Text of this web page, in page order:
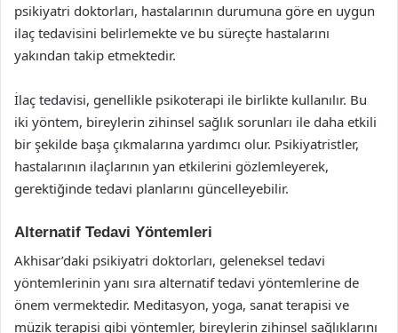
psikiyatri doktorları, hastalarının durumuna göre en uygun
ilaç tedavisini belirlemekte ve bu süreçte hastalarını
yakından takip etmektedir.
İlaç tedavisi, genellikle psikoterapi ile birlikte kullanılır. Bu
iki yöntem, bireylerin zihinsel sağlık sorunları ile daha etkili
bir şekilde başa çıkmalarına yardımcı olur. Psikiyatristler,
hastalarının ilaçlarının yan etkilerini gözlemleyerek,
gerektiğinde tedavi planlarını güncelleyebilir.
Alternatif Tedavi Yöntemleri
Akhisar’daki psikiyatri doktorları, geleneksel tedavi
yöntemlerinin yanı sıra alternatif tedavi yöntemlerine de
önem vermektedir. Meditasyon, yoga, sanat terapisi ve
müzik terapisi gibi yöntemler, bireylerin zihinsel sağlıklarını